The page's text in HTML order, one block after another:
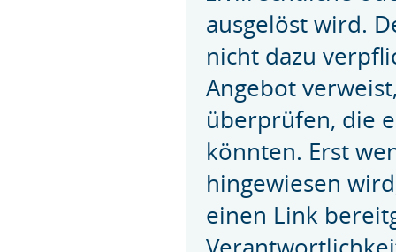
ausgelöst wird.
nicht dazu
Angebot
überprüfen, die
könnten. Erst
hingewiesen
einen Link